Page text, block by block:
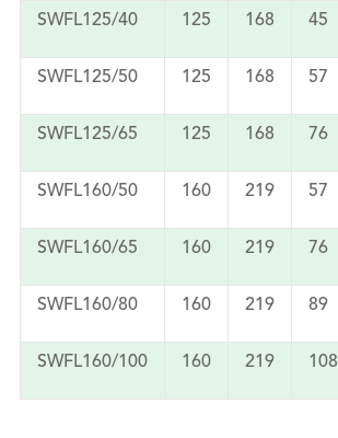
SWFL125/40 125 168 45
SWFL125/50 125 168 57
SWFL125/65 125 168 76
SWFL160/50 160 219 57
SWFL160/65 160 219 76
SWFL160/80 160 219 89
SWFL160/100 160 219 108